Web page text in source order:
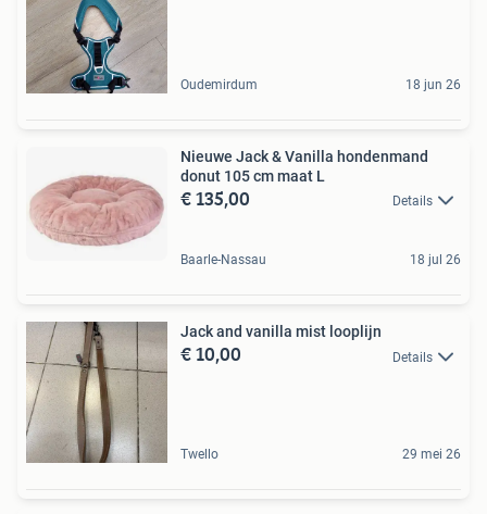
Oudemirdum 18 jun 26
Nieuwe Jack & Vanilla hondenmand
donut 105 cm maat L
€ 135,00 Details
Baarle-Nassau 18 jul 26
Jack and vanilla mist looplijn
€ 10,00 Details
Twello 29 mei 26